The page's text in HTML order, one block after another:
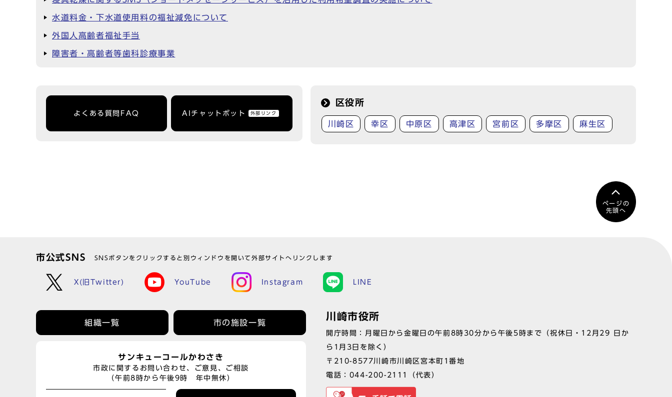
水道料金・下水道使用料の福祉減免について
外国人高齢者福祉手当
障害者・高齢者等歯科診療事業
よくある質問FAQ AIチャットボット 外部リンク
区役所
川崎区 幸区 中原区 高津区 宮前区 多摩区 麻生区
ページの
先頭へ
市公式SNS SNSボタンをクリックすると別ウィンドウを開いて外部サイトへリンクします
X(旧Twitter) YouTube Instagram LINE
組織一覧 市の施設一覧
サンキューコールかわさき
市政に関するお問い合わせ、ご意見、ご相談
（午前8時から午後9時 年中無休）
川崎市役所
開庁時間：月曜日から金曜日の午前8時30分から午後5時まで（祝休日・12月29 日か
ら1月3日を除く）
〒210-8577川崎市川崎区宮本町1番地
電話： 044-200-2111 （代表）